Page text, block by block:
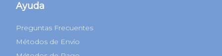
Ayuda
Preguntas Frecuentes
Métodos de Envío